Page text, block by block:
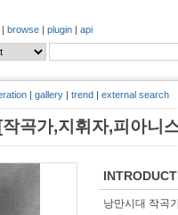
| browse | plugin | api
| gallery | trend | external search
곡가,지휘자,피아
낭만시대 작곡